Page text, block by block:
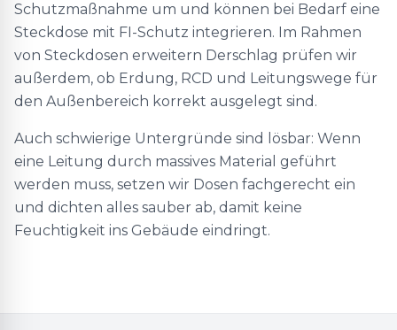
Schutzmaßnahme um und können bei Bedarf eine
Steckdose mit FI-Schutz integrieren. Im Rahmen
von Steckdosen erweitern Derschlag prüfen wir
außerdem, ob Erdung, RCD und Leitungswege für
den Außenbereich korrekt ausgelegt sind.
Auch schwierige Untergründe sind lösbar: Wenn
eine Leitung durch massives Material geführt
werden muss, setzen wir Dosen fachgerecht ein
und dichten alles sauber ab, damit keine
Feuchtigkeit ins Gebäude eindringt.